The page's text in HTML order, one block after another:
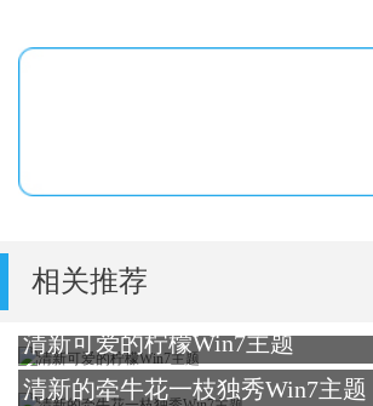
相关推荐
清新可爱的柠檬Win7主题
清新的牵牛花一枝独秀Win7主题